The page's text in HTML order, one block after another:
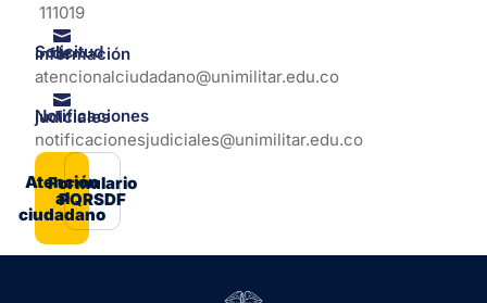
111019
Solicitud de información
atencionalciudadano@unimilitar.edu.co
Notificaciones judiciales
notificacionesjudiciales@unimilitar.edu.co
Atención
al
ciudadano
Formulario
PQRSDF